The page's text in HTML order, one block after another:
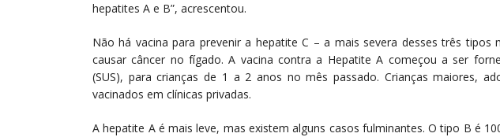
hepatites A e B”, acrescentou.
Não há vacina para prevenir a hepatite C – a mais severa desses três tipos
causar câncer no fígado. A vacina contra a Hepatite A começou a ser
(SUS), para crianças de 1 a 2 anos no mês passado. Crianças maiores,
vacinados em clínicas privadas.
A hepatite A é mais leve, mas existem alguns casos fulminantes. O tipo B é